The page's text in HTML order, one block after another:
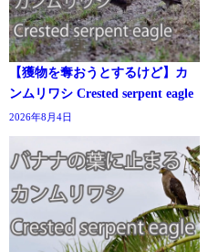
【獲物を奪おうとするけど】カ
ンムリワシ Crested serpent eagle
2026年8月4日